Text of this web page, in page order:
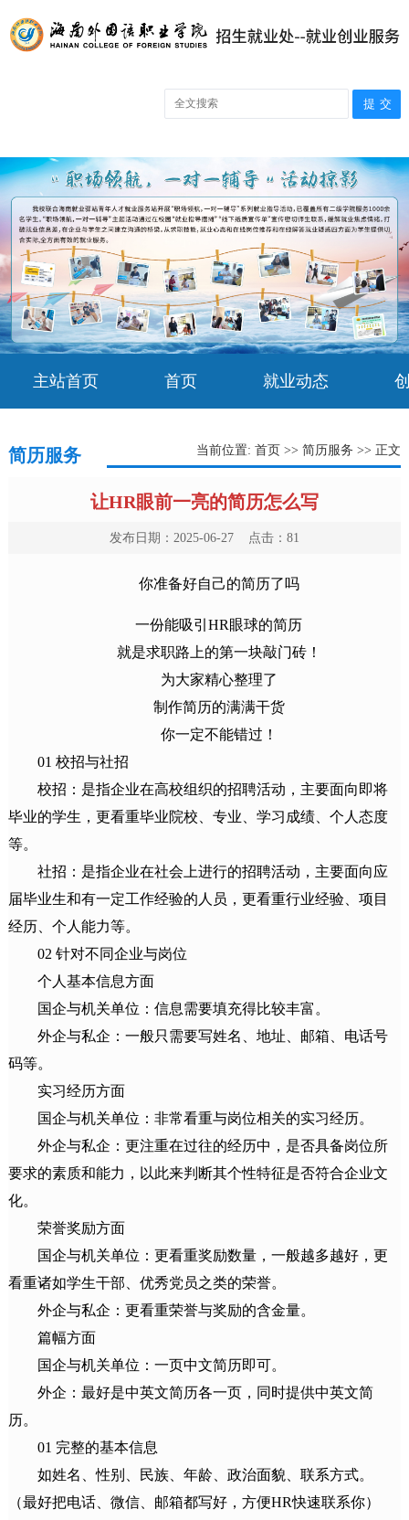
主站首页 首页 就业动态
简历服务 当前位置:首页 >>简历服务 >> 正文
让HR眼前一亮的简历怎么写
发布日期：2025-06-27 点击： 81
你准备好自己的简历了吗
一份能吸引HR眼球的简历
就是求职路上的第一块敲门砖！
为大家精心整理了
制作简历的满满干货
你一定不能错过！
01 校招与社招
校招：是指企业在高校组织的招聘活动，主要面向即将
毕业的学生，更看重毕业院校、专业、学习成绩、个人态度
等。
社招：是指企业在社会上进行的招聘活动，主要面向应
届毕业生和有一定工作经验的人员，更看重行业经验、项目
经历、个人能力等。
02 针对不同企业与岗位
个人基本信息方面
国企与机关单位：信息需要填充得比较丰富。
外企与私企：一般只需要写姓名、地址、邮箱、电话号
码等。
实习经历方面
国企与机关单位：非常看重与岗位相关的实习经历。
外企与私企：更注重在过往的经历中，是否具备岗位所
要求的素质和能力，以此来判断其个性特征是否符合企业文
化。
荣誉奖励方面
国企与机关单位：更看重奖励数量，一般越多越好，更
看重诸如学生干部、优秀党员之类的荣誉。
外企与私企：更看重荣誉与奖励的含金量。
篇幅方面
国企与机关单位：一页中文简历即可。
外企：最好是中英文简历各一页，同时提供中英文简
历。
01 完整的基本信息
如姓名、性别、民族、年龄、政治面貌、联系方式。
（最好把电话、微信、邮箱都写好，方便HR快速联系你）